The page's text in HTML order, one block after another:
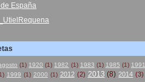
España
(1) 1920 (1) 1982 (1) 1983 (1) 1985 (1) 1991
1999 (1) 2000 (1) 2012 (2) 2013 (8) 2014 (3)